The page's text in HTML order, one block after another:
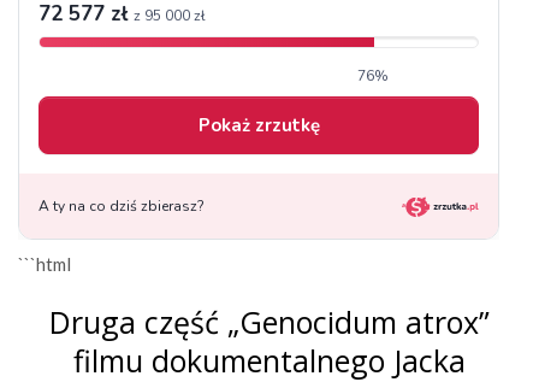
```html
Druga część „Genocidum atrox”
filmu dokumentalnego Jacka